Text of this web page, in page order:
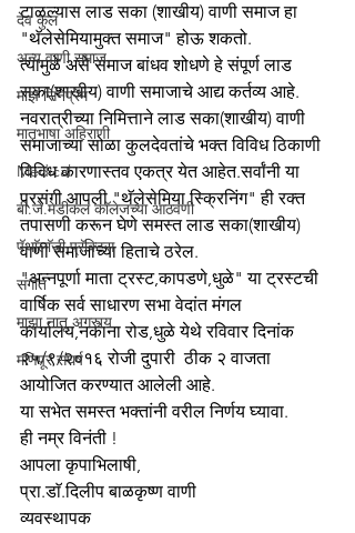
देव कुल
अन्य वाणी समाज
माझे सिनेप्रेम
मातृभाषा अहिराणी
Medical
बी.जे.मेडीकल काॅलेजच्या आठवणी
पॅथाॅलाॅजी प्रॅक्टिस
संगीत
माझा नातू अगस्त्य
मणिपूर संघर्ष
टाळल्यास लाड सका (शाखीय) वाणी समाज हा
"थॅलेसेमियामुक्त समाज" होऊ शकतो.
त्यामुळे असे समाज बांधव शोधणे हे संपूर्ण लाड
सका(शाखीय) वाणी समाजाचे आद्य कर्तव्य आहे.
नवरात्रीच्या निमित्ताने लाड सका(शाखीय) वाणी
समाजाच्या सोळा कुलदेवतांचे भक्त विविध ठिकाणी
विविध कारणास्तव एकत्र येत आहेत.सर्वांनी या
प्रसंगी आपली "थॅलेसेमिया स्क्रिनिंग" ही रक्त
तपासणी करून घेणे समस्त लाड सका(शाखीय)
वाणी समाजाच्या हिताचे ठरेल.
"अन्नपूर्णा माता ट्रस्ट,कापडणे,धुळे" या ट्रस्टची
वार्षिक सर्व साधारण सभा वेदांत मंगल
कार्यालय,नकाना रोड,धुळे येथे रविवार दिनांक
२५/९/२०१६ रोजी दुपारी  ठीक २ वाजता
आयोजित करण्यात आलेली आहे.
या सभेत समस्त भक्तांनी वरील निर्णय घ्यावा.
ही नम्र विनंती !
आपला कृपाभिलाषी,
प्रा.डाॅ.दिलीप बाळकृष्ण वाणी
व्यवस्थापक